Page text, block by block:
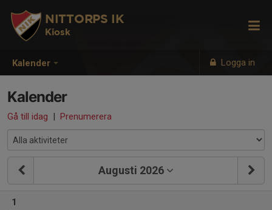
Kalender Logga in
NITTORPS IK
Kiosk
Kalender
Gå till idag | Prenumerera
Augusti 2026
1